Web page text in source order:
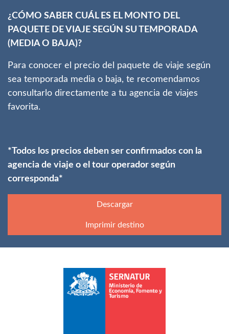
¿CÓMO SABER CUÁL ES EL MONTO DEL
PAQUETE DE VIAJE SEGÚN SU TEMPORADA
(MEDIA O BAJA)?
Para conocer el precio del paquete de viaje según
sea temporada media o baja, te recomendamos
consultarlo directamente a tu agencia de viajes
favorita.
*Todos los precios deben ser confirmados con la
agencia de viaje o el tour operador según
corresponda*
Descargar
Imprimir destino